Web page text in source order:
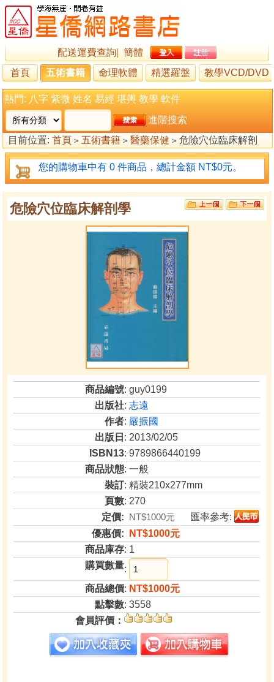
配送運費查詢
簡體
首頁
五術書籍 命理軟體 精選羅盤 教學VCD/DVD
熱門: 八字 紫微 姓名 易經 堪輿 教學 軟件
進階搜索
目前位置: 首頁 > 五術書籍 > 醫藥保健 > 危險穴位臨床解剖
學
您的購物車中有 0 件商品，總計金額 NT$0元。
危險穴位臨床解剖學
商品編號: guy0199
出版社:志遠
作者: 嚴振國
出版日 : 2013/02/05
ISBN13: 9789866440199
商品狀態: 一般
裝訂: 精裝210x277mm
頁數: 270
定價: NT$1000元
匯率參考:
優惠價:
NT$1000元
商品庫存: 1
購買數量:
商品總價: NT$1000元
點擊數: 3558
會員評價：